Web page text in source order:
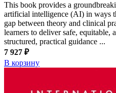
This book provides a
artificial intelligence (AI) in ways
gap between theory and clinical
learners to deliver safe, equitable,
structured, practical guidance ...
7 927 ₽
В корзину